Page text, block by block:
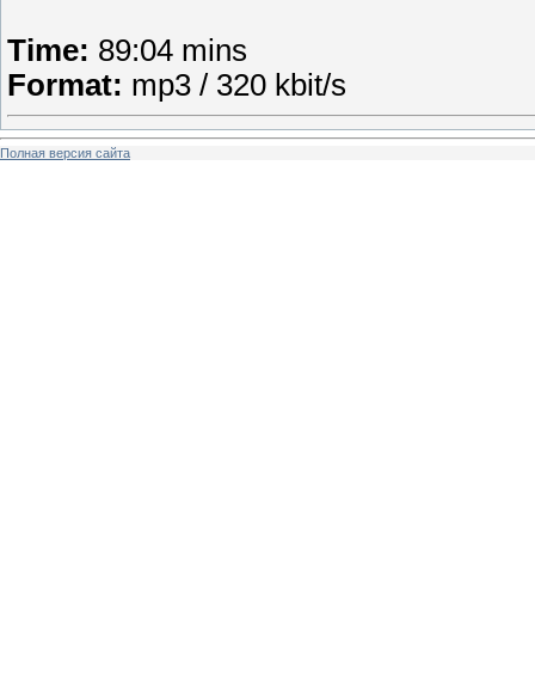
Time: 89:04 mins
Format: mp3 / 320 kbit/s
Полная версия сайта